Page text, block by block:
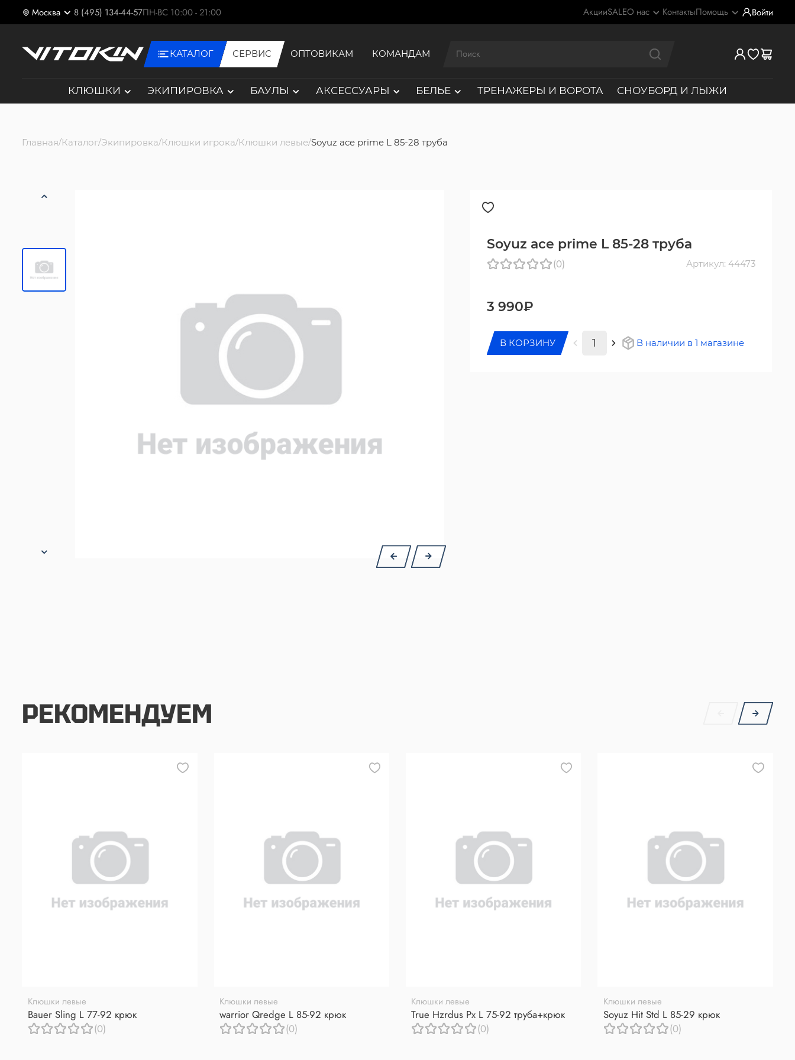
Москва 8 (495) 134-44-57ПН-ВС 10:00 - 21:00 АкцииSALEО нас КонтактыПомощь Войти
КАТАЛОГ СЕРВИС ОПТОВИКАМ КОМАНДАМ
КЛЮШКИ ЭКИПИРОВКА БАУЛЫ АКСЕССУАРЫ БЕЛЬЕ ТРЕНАЖЕРЫ И ВОРОТА СНОУБОРД И ЛЫЖИ
Главная Каталог Экипировка Клюшки игрока Клюшки левые Soyuz ace prime L 85-28 труба
Soyuz ace prime L 85-28 труба
(0) Артикул: 44473
3 990₽
В КОРЗИНУ В наличии в 1 магазине
РЕКОМЕНДУЕМ
Клюшки левые
Bauer Sling L 77-92 крюк
(0)
Клюшки левые
warrior Qredge L 85-92 крюк
(0)
Клюшки левые
True Hzrdus Px L 75-92 труба+крюк
(0)
Клюшки левые
Soyuz Hit Std L 85-29 крюк
(0)